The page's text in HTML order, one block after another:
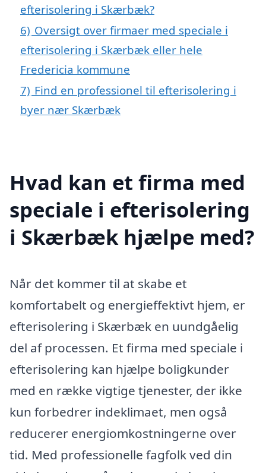
efterisolering i Skærbæk?
6) Oversigt over firmaer med speciale i
efterisolering i Skærbæk eller hele
Fredericia kommune
7) Find en professionel til efterisolering i
byer nær Skærbæk
Hvad kan et firma med
speciale i efterisolering
i Skærbæk hjælpe med?
Når det kommer til at skabe et
komfortabelt og energieffektivt hjem, er
efterisolering i Skærbæk en uundgåelig
del af processen. Et firma med speciale i
efterisolering kan hjælpe boligkunder
med en række vigtige tjenester, der ikke
kun forbedrer indeklimaet, men også
reducerer energiomkostningerne over
tid. Med professionelle fagfolk ved din